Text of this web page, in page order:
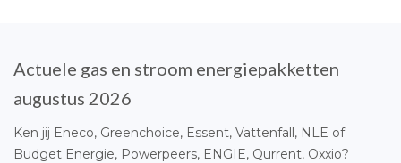
Actuele gas en stroom energiepakketten
augustus 2026
Ken jij Eneco, Greenchoice, Essent, Vattenfall, NLE of
Budget Energie, Powerpeers, ENGIE, Qurrent, Oxxio?